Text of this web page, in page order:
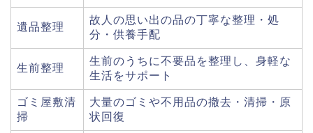
遺品整理
故人の思い出の品の丁寧な整理・処
分・供養手配
生前整理
生前のうちに不要品を整理し、身軽な
生活をサポート
ゴミ屋敷清
掃
大量のゴミや不用品の撤去・清掃・原
状回復